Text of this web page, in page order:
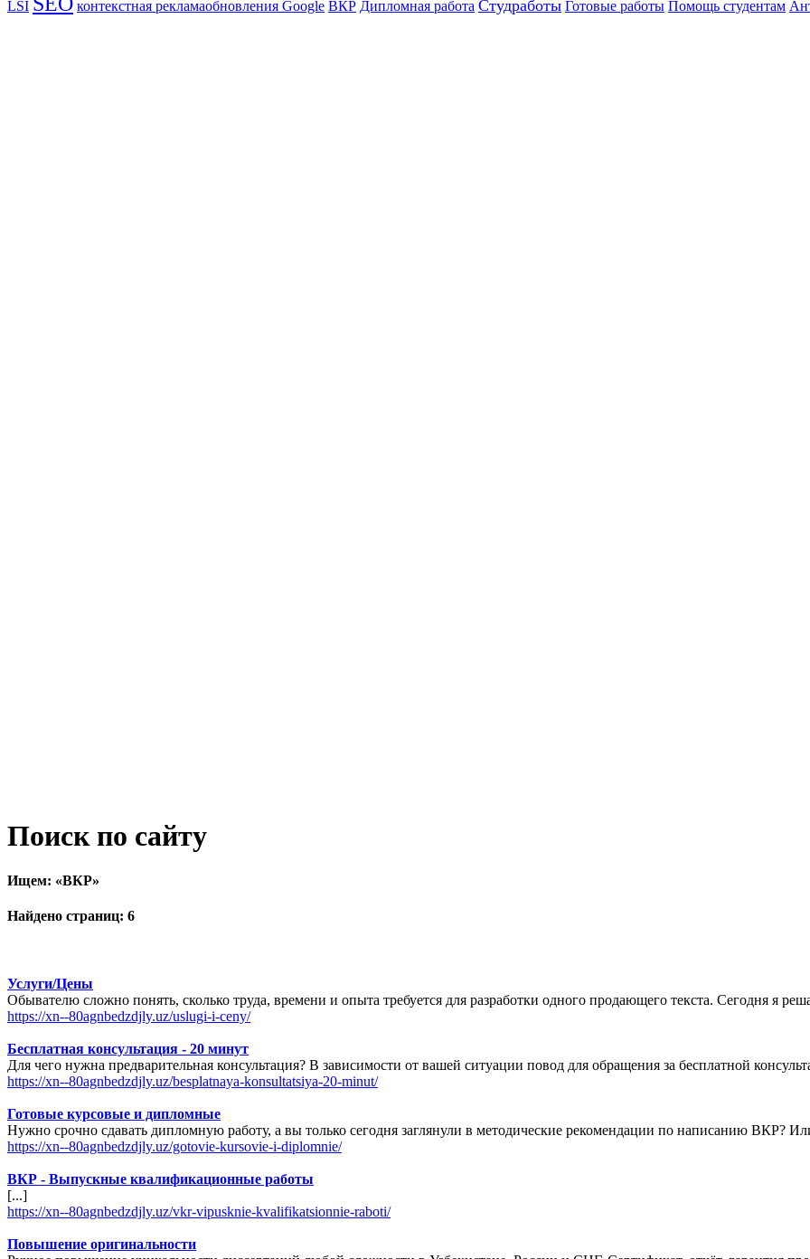
LSI контекстная рекламаобновления Google ВКР Дипломная работа Студработы Готовые работы Помощь студентам
Поиск по сайту
Ищем: ВКР
Найдено страниц: 6
Услуги/Цены
Обывателю сложно понять, сколько труда, времени и опыта требуется для разработки одного продающего текста. Сегодня я
https://xn--80agnbedzdjly.uz/uslugi-i-ceny/
Бесплатная консультация - 20 минут
Для чего нужна предварительная консультация? В зависимости от вашей ситуации повод для обращения за бесплатной
https://xn--80agnbedzdjly.uz/besplatnaya-konsultatsiya-20-minut/
Готовые курсовые и дипломные
Нужно срочно сдавать дипломную работу, а вы только сегодня заглянули в методические рекомендации по написанию ВКР?
https://xn--80agnbedzdjly.uz/gotovie-kursovie-i-diplomnie/
ВКР - Выпускные квалификационные работы
[...]
https://xn--80agnbedzdjly.uz/vkr-vipusknie-kvalifikatsionnie-raboti/
Повышение оригинальности